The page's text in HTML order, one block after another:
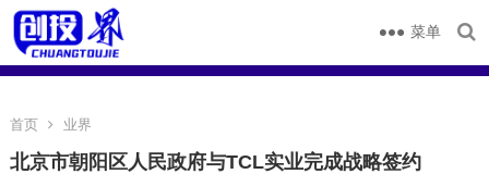
菜单
首页 业界
北京市朝阳区人民政府与TCL实业完成战略签约